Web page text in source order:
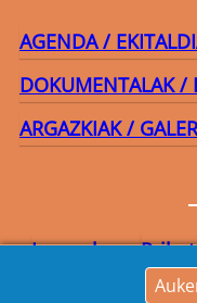
AGENDA /
DOKUMENTALAK /
ARGAZKIAK /
Lege-oharra